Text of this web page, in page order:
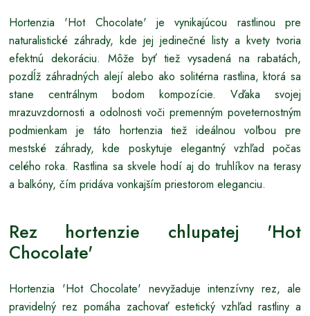
Hortenzia 'Hot Chocolate' je vynikajúcou rastlinou pre
naturalistické záhrady, kde jej jedinečné listy a kvety tvoria
efektnú dekoráciu. Môže byť tiež vysadená na rabatách,
pozdĺž záhradných alejí alebo ako solitérna rastlina, ktorá sa
stane centrálnym bodom kompozície. Vďaka svojej
mrazuvzdornosti a odolnosti voči premenným poveternostným
podmienkam je táto hortenzia tiež ideálnou voľbou pre
mestské záhrady, kde poskytuje elegantný vzhľad počas
celého roka. Rastlina sa skvele hodí aj do truhlíkov na terasy
a balkóny, čím pridáva vonkajším priestorom eleganciu.
Rez hortenzie chlupatej 'Hot
Chocolate'
Hortenzia 'Hot Chocolate' nevyžaduje intenzívny rez, ale
pravidelný rez pomáha zachovať estetický vzhľad rastliny a